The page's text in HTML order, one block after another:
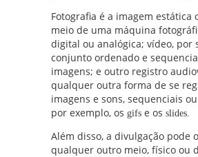
Fotografia é a imagem estática
meio de uma máquina
digital ou analógica; vídeo, por
conjunto ordenado e
imagens; e outro registro
qualquer outra forma de se
imagens e sons, sequenciais
por exemplo, os gifs e os slides.
Além disso, a divulgação pode
qualquer outro meio, físico ou